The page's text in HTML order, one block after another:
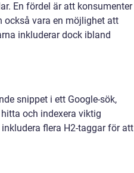
En fördel är att konsumenter
också vara en möjlighet att
inkluderar dock ibland
snippet i ett Google-sök,
och indexera viktig
flera H2-taggar för att